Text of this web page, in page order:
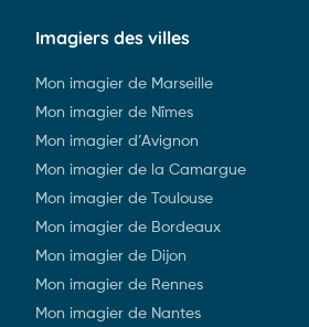
Imagiers des villes
Mon imagier de Marseille
Mon imagier de Nîmes
Mon imagier d’Avignon
Mon imagier de la Camargue
Mon imagier de Toulouse
Mon imagier de Bordeaux
Mon imagier de Dijon
Mon imagier de Rennes
Mon imagier de Nantes